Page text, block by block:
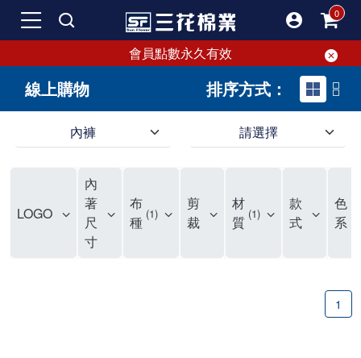
會員點數永久有效
線上購物 排序方式：
內褲 請選擇
LOGO
內
著
尺
寸
布
種 1
剪
裁
材
質 1
款
式
色
系
1